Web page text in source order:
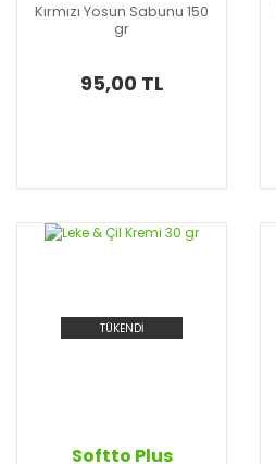
Kırmızı Yosun Sabunu 150
gr
95,00 TL
TÜKENDİ
Softto Plus